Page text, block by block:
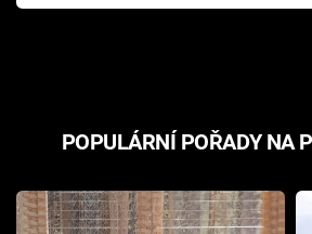
Pottera přišla s ráznou
POPULÁRNÍ POŘADY NA